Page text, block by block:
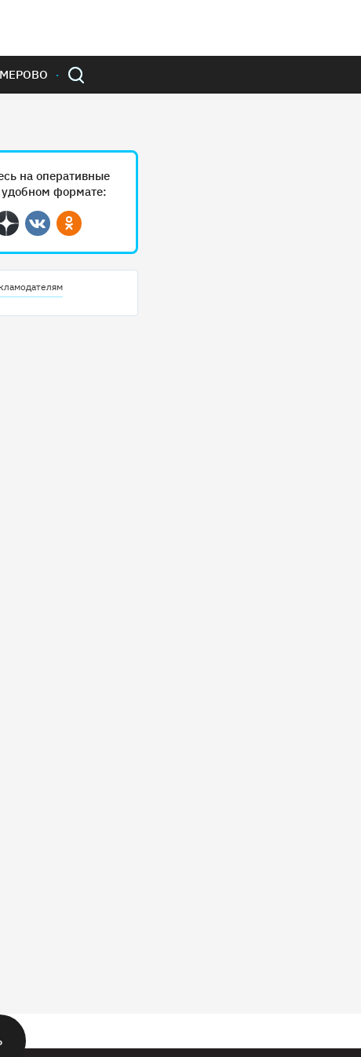
на оперативные
удобном формате:
ДзенВконтактеОдноклассники